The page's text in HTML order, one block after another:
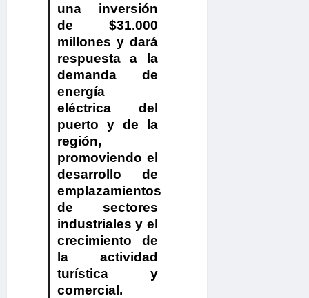
una inversión
de $31.000
millones y dará
respuesta a la
demanda de
energía
eléctrica del
puerto y de la
región,
promoviendo el
desarrollo de
emplazamientos
de sectores
industriales y el
crecimiento de
la actividad
turística y
comercial.